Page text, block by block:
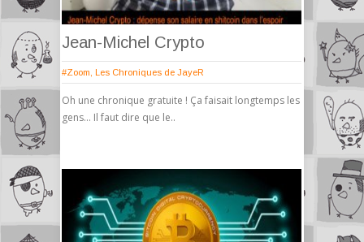
Jean-Michel Crypto
#Zoom Les Chroniques de JayeR
Oh une chronique gratuite ! Ça faisait longtemps les
gens… Il faut dire que le..